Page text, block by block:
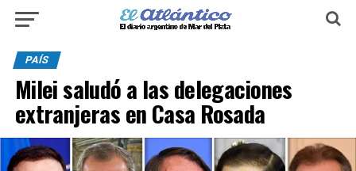
PAÍS
Milei saludó a las delegaciones
extranjeras en Casa Rosada